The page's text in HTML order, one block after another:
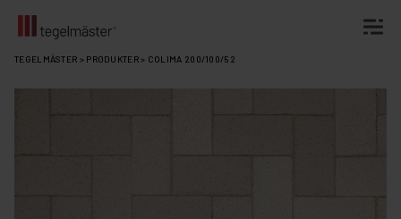
Fortsätt
till
TEGELMÄSTER > PRODUKTER> COLIMA 200/100/52